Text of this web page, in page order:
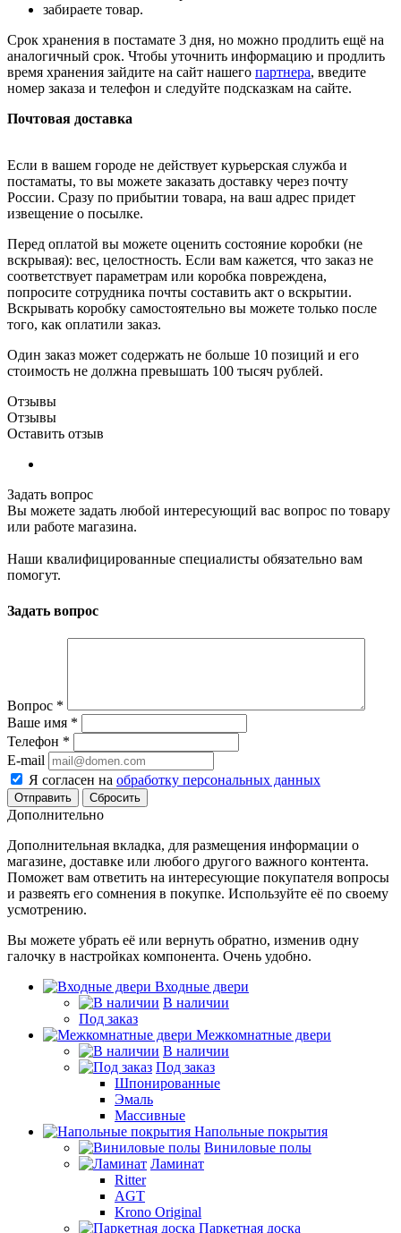
забираете товар.
Срок хранения в постамате 3 дня, но можно продлить ещё на
аналогичный срок. Чтобы уточнить информацию и продлить
время хранения зайдите на сайт нашего партнера, введите
номер заказа и телефон и следуйте подсказкам на сайте.
Почтовая доставка
Если в вашем городе не действует курьерская служба и
постаматы, то вы можете заказать доставку через почту
России. Сразу по прибытии товара, на ваш адрес придет
извещение о посылке.
Перед оплатой вы можете оценить состояние коробки (не
вскрывая): вес, целостность. Если вам кажется, что заказ не
соответствует параметрам или коробка повреждена,
попросите сотрудника почты составить акт о вскрытии.
Вскрывать коробку самостоятельно вы можете только после
того, как оплатили заказ.
Один заказ может содержать не больше 10 позиций и его
стоимость не должна превышать 100 тысяч рублей.
Отзывы
Отзывы
Оставить отзыв
Задать вопрос
Вы можете задать любой интересующий вас вопрос по товару
или работе магазина.
Наши квалифицированные специалисты обязательно вам
помогут.
Задать вопрос
Вопрос *
Ваше имя *
Телефон *
E-mail
Я согласен на обработку персональных данных
Сбросить
Дополнительно
Дополнительная вкладка, для размещения информации о
магазине, доставке или любого другого важного контента.
Поможет вам ответить на интересующие покупателя вопросы
и развеять его сомнения в покупке. Используйте её по своему
усмотрению.
Вы можете убрать её или вернуть обратно, изменив одну
галочку в настройках компонента. Очень удобно.
Входные двери
В наличии
Под заказ
Межкомнатные двери
В наличии
Под заказ
Шпонированные
Эмаль
Массивные
Напольные покрытия
Виниловые полы
Ламинат
Ritter
AGT
Krono Original
Паркетная доска